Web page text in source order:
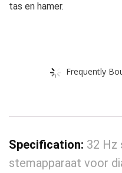
tas en hamer.
Frequently
Specification: 32 Hz
stemapparaat voor